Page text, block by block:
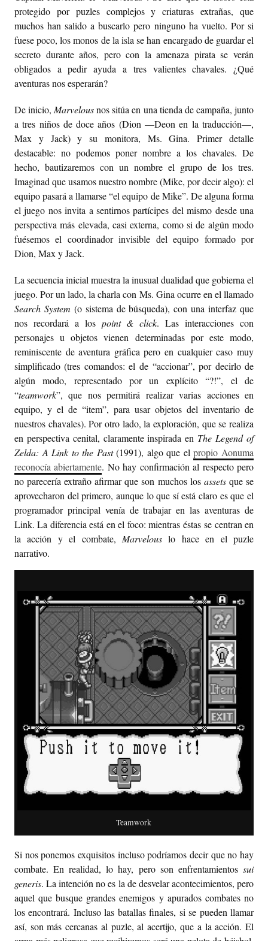
protegido por puzles complejos y criaturas extrañas, que
muchos han salido a buscarlo pero ninguno ha vuelto. Por si
fuese poco, los monos de la isla se han encargado de guardar el
secreto durante años, pero con la amenaza pirata se verán
obligados a pedir ayuda a tres valientes chavales. ¿Qué
aventuras nos esperarán?
De inicio, Marvelousnos sitúa en una tienda de campaña, junto
a tres niños de doce años (Dion —Deon en la traducción—,
Max y Jack) y su monitora, Ms. Gina. Primer detalle
destacable: no podemos poner nombre a los chavales. De
hecho, bautizaremos con un nombre el grupo de los tres.
Imaginad que usamos nuestro nombre (Mike, por decir algo): el
equipo pasará a llamarse “el equipo de Mike”. De alguna forma
el juego nos invita a sentirnos partícipes del mismo desde una
perspectiva más elevada, casi externa, como si de algún modo
fuésemos el coordinador invisible del equipo formado por
Dion, Max y Jack.
La secuencia inicial muestra la inusual dualidad que gobierna el
juego. Por un lado, la charla con Ms. Gina ocurre en el llamado
Search System (o sistema de búsqueda), con una interfaz que
nos recordará a los point & click. Las interacciones con
personajes u objetos vienen determinadas por este modo,
reminiscente de aventura gráfica pero en cualquier caso muy
simplificado (tres comandos: el de “accionar”, por decirlo de
algún modo, representado por un explícito “?!”, el de
“teamwork”, que nos permitirá realizar varias acciones en
equipo, y el de “item”, para usar objetos del inventario de
nuestros chavales). Por otro lado, la exploración, que se realiza
en perspectiva cenital, claramente inspirada en The Legend of
Zelda: A Link to the Past(1991), algo que elpropio Aonuma
reconocía abiertamente. No hay confirmación al respecto pero
no parecería extraño afirmar que son muchos los assets que se
aprovecharon del primero, aunque lo que sí está claro es que el
programador principal venía de trabajar en las aventuras de
Link. La diferencia está en el foco: mientras éstas se centran en
la acción y el combate, Marvelouslo hace en el puzle
narrativo.
Teamwork
Si nos ponemos exquisitos incluso podríamos decir que no hay
combate. En realidad, lo hay, pero son enfrentamientossui
generis. La intención no es la de desvelar acontecimientos, pero
aquel que busque grandes enemigos y apurados combates no
los encontrará. Incluso las batallas finales, si se pueden llamar
así, son más cercanas al puzle, al acertijo, que a la acción. El